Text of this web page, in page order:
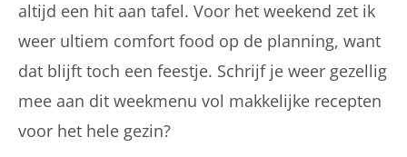
altijd een hit aan tafel. Voor het weekend zet ik
weer ultiem comfort food op de planning, want
dat blijft toch een feestje. Schrijf je weer gezellig
mee aan dit weekmenu vol makkelijke recepten
voor het hele gezin?